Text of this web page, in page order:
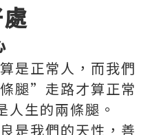
是正常人，而我們
腿”走路才算正常
生的兩條腿。
是我們的天性，善